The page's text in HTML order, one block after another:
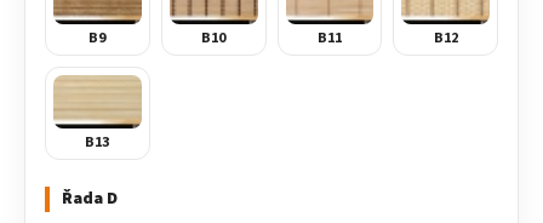
B9 B10 B11 B12
B13
Řada D